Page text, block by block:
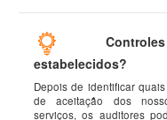
estabelecidos?
Depois de identificar
de aceitação dos
serviços, os auditores